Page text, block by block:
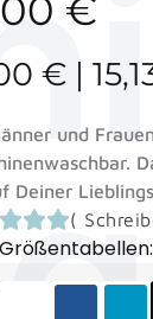
€
€ |
und
Deiner
(
Größentabellen